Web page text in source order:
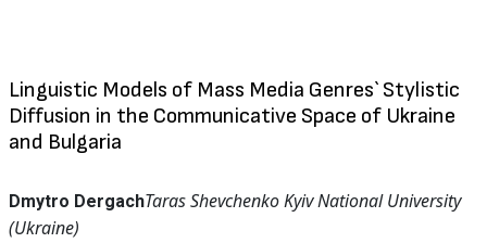
Linguistic Models of Mass Media Genres` Stylistic
Diffusion in the Communicative Space of Ukraine
and Bulgaria
Dmytro DergachTaras Shevchenko Kyiv National University
(Ukraine)